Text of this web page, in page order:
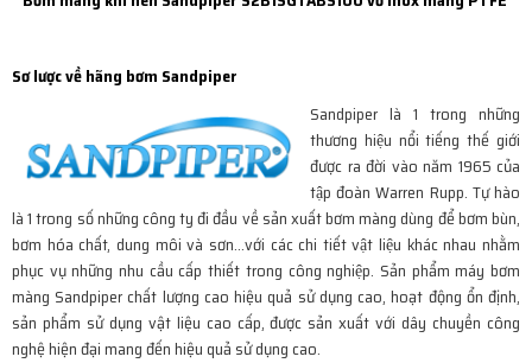
Sơ lược về hãng bơm Sandpiper
Sandpiper là 1 trong những
thương hiệu nổi tiếng thế giới
được ra đời vào năm 1965 của
tập đoàn Warren Rupp. Tự hào
là 1 trong số những công ty đi đầu về sản xuất bơm màng dùng để bơm bùn,
bơm hóa chất, dung môi và sơn…với các chi tiết vật liệu khác nhau nhằm
phục vụ những nhu cầu cấp thiết trong công nghiệp. Sản phẩm máy bơm
màng Sandpiper chất lượng cao hiệu quả sử dụng cao, hoạt động ổn định,
sản phẩm sử dụng vật liệu cao cấp, được sản xuất với dây chuyền công
nghệ hiện đại mang đến hiệu quả sử dụng cao.